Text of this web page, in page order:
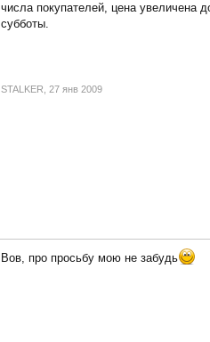
числа покупателей, цена увеличена
субботы.
STALKER 27 янв 2009
Вов, про просьбу мою не забудь